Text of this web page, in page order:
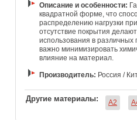
Описание и особенности:
квадратной форме, что
распределению нагрузки
отсутствие покрытия
использования в
важно минимизировать
влияние на материал.
Производитель: Россия /
Другие материалы: A2